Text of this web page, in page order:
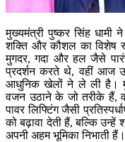
मुख्यमंत्री पुष्कर सिंह धामी
शक्ति और कौशल का विशेष
मुगदर, गदा और हल जैसे
प्रदर्शन करते थे, वहीं आज
आधुनिक खेलों ने ले ली है।
वजन उठाने के जो तरीके हैं,
पावर लिफ्टिंग जैसी
को बढ़ावा देती हैं, बल्कि
अपनी अहम भूमिका निभाती हैं।